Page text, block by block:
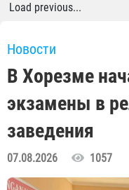
Load previous...
Новости
В Хорезме
экзамены в
заведения
07.08.2026 1057